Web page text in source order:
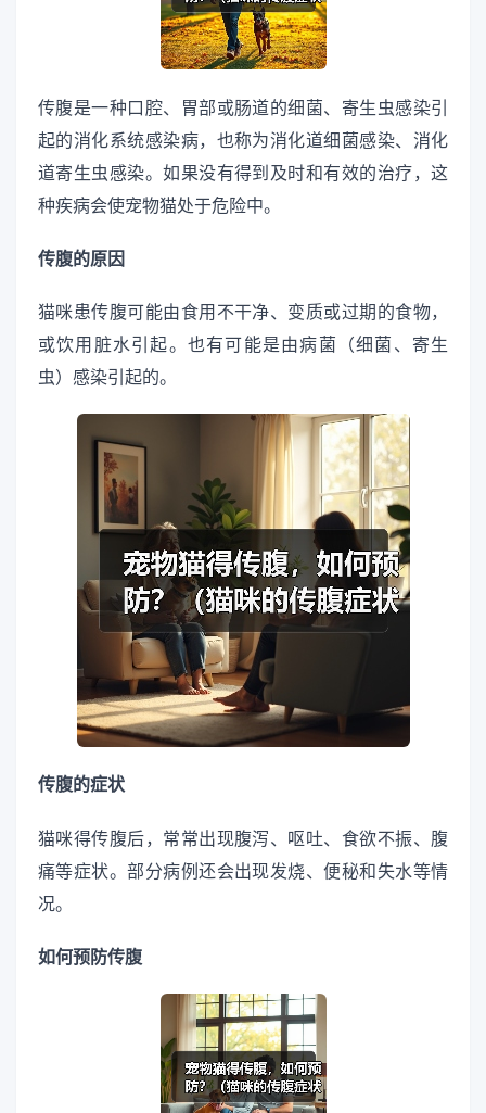
传腹是一种口腔、胃部或肠道的细菌、寄生虫感染引
起的消化系统感染病，也称为消化道细菌感染、消化
道寄生虫感染。如果没有得到及时和有效的治疗，这
种疾病会使宠物猫处于危险中。
传腹的原因
猫咪患传腹可能由食用不干净、变质或过期的食物，
或饮用脏水引起。也有可能是由病菌（细菌、寄生
虫）感染引起的。
传腹的症状
猫咪得传腹后，常常出现腹泻、呕吐、食欲不振、腹
痛等症状。部分病例还会出现发烧、便秘和失水等情
况。
如何预防传腹